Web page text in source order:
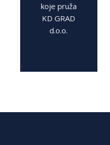
koje pruža
KD GRAD
d.o.o.